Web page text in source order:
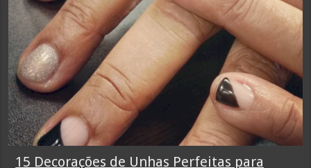
15 Decorações de Unhas Perfeitas para